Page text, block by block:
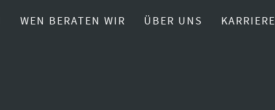
WEN BERATEN WIR ÜBER UNS KARRIERE